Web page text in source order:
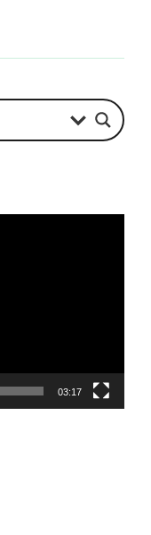
03:17